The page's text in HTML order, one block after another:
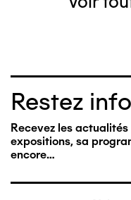
Restez
Recevez les
expositions, sa
encore…